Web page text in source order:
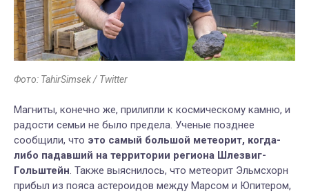
Фото: TahirSimsek / Twitter
Магниты, конечно же, прилипли к космическому камню, и
радости семьи не было предела. Ученые позднее
сообщили, что это самый большой метеорит, когда-
либо падавший на территории региона Шлезвиг-
Гольштейн. Также выяснилось, что метеорит Эльмсхорн
прибыл из пояса астероидов между Марсом и Юпитером,